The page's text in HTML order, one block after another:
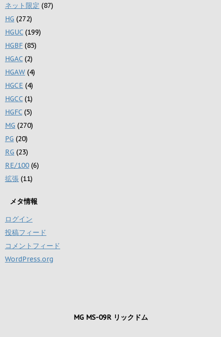
ネット限定 (87)
HG (272)
HGUC (199)
HGBF (85)
HGAC (2)
HGAW (4)
HGCE (4)
HGCC (1)
HGFC (5)
MG (270)
PG (20)
RG (23)
RE/100 (6)
拡張 (11)
メタ情報
ログイン
投稿フィード
コメントフィード
WordPress.org
MG MS-09R リックドム